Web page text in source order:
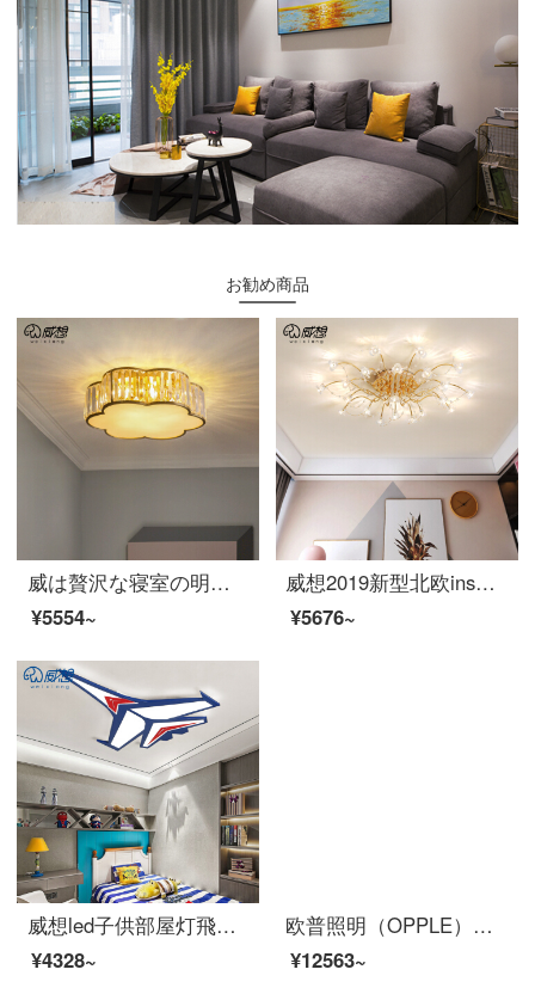
お勧め商品
威は贅沢な寝室の明かりの書斎の全銅のレストランの明かりを軽くしたいです後に近代的な簡単な水晶は明かりの小さい寝室の陽の電気スタンドの5頭を吸い込みます-直径の55 cm-LEDの3色の光源を送ります
¥5554~
威想2019新型北欧ins風少女寝室灯創意リビングランプネットの赤と暖かいロマンチックな結婚部屋の女の子LED水晶のヘッドランプ21頭-直径90 cm-暖かい光
¥5676~
威想led子供部屋灯飛行機のライトが簡単で現代ファッション的な漫画はヘッドランプを吸い込みます。男の子と女の子の寝室の照明は尖っているトランペット-63*50 cm-26 W-無極調光
¥4328~
欧普照明（OPPLE）客厅灯LEDシーリングライト北欧現代简约客厅卧室書斎餐厅超薄灯飾ランプ 铭宇
¥12563~